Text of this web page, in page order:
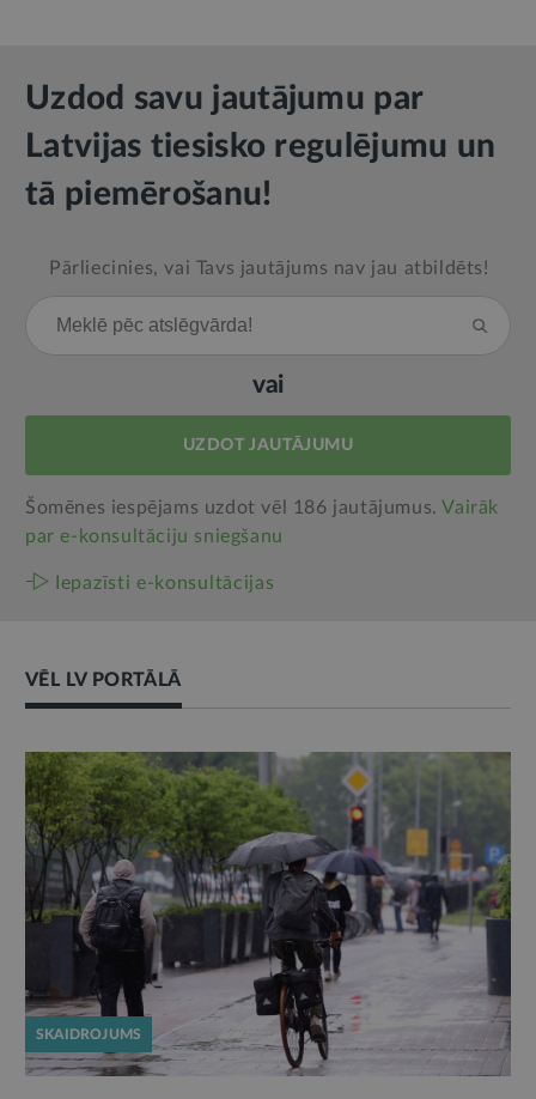
Uzdod savu jautājumu par
Latvijas tiesisko regulējumu un
tā piemērošanu!
Pārliecinies, vai Tavs jautājums nav jau atbildēts!
vai
UZDOT JAUTĀJUMU
Šomēnes iespējams uzdot vēl 186 jautājumus.Vairāk
par e‑konsultāciju sniegšanu
Iepazīsti e-konsultācijas
VĒL LV PORTĀLĀ
SKAIDROJUMS